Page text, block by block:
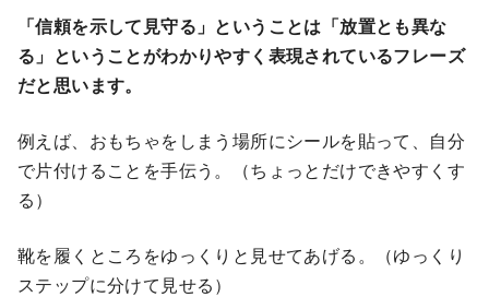
「信頼を示して見守る」ということは「放置とも異な
る」ということがわかりやすく表現されているフレーズ
だと思います。
例えば、おもちゃをしまう場所にシールを貼って、自分
で片付けることを手伝う。（ちょっとだけできやすくす
る）
靴を履くところをゆっくりと見せてあげる。（ゆっくり
ステップに分けて見せる）